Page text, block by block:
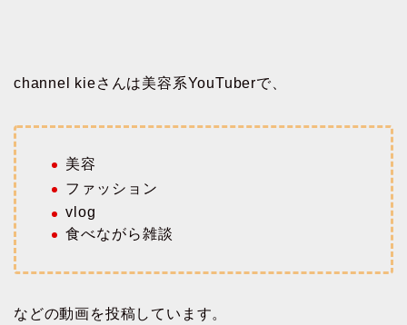
channel kieさんは美容系YouTuberで、
美容
ファッション
vlog
食べながら雑談
などの動画を投稿しています。